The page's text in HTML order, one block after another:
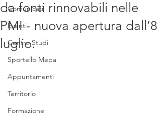
Comunicati
Eventi
Centro Studi
Sportello Mepa
Appuntamenti
Territorio
Formazione
da fonti rinnovabili nelle
PMI - nuova apertura dall’8
luglio.